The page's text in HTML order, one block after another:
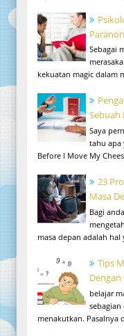
Sebagai
kekuatan magic dalam
Sebuah
Saya
tahu apa
Before I Move My
23
Masa
Bagi
masa depan adalah
Tips
belajar
menakutkan. Pasalnya